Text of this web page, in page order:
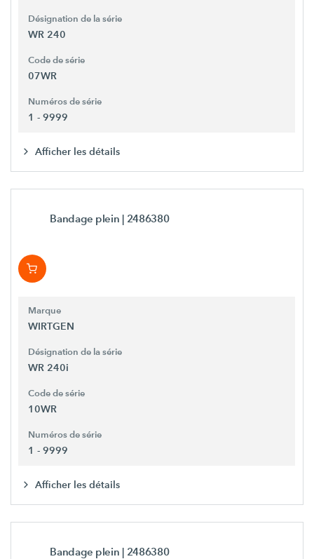
Désignation de la série
WR 240
Code de série
07WR
Numéros de série
1 - 9999
Afficher les détails
Bandage plein | 2486380
Marque
WIRTGEN
Désignation de la série
WR 240i
Code de série
10WR
Numéros de série
1 - 9999
Afficher les détails
Bandage plein | 2486380